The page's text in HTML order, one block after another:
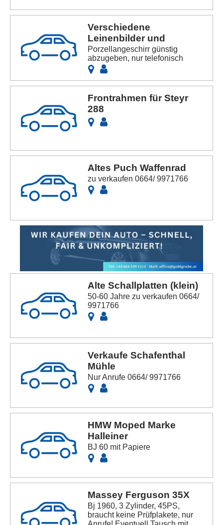
Verschiedene
Leinenbilder und
Porzellangeschirr günstig
abzugeben, nur telefonisch
Frontrahmen für Steyr
288
Altes Puch Waffenrad
zu verkaufen 0664/ 9971766
Alte Schallplatten (klein)
50-60 Jahre zu verkaufen 0664/
9971766
Verkaufe Schafenthal
Mühle
Nur Anrufe 0664/ 9971766
HMW Moped Marke
Halleiner
BJ 60 mit Papiere
Massey Ferguson 35X
Bj 1960, 3 Zylinder, 45PS,
braucht keine Prüfplakete, nur